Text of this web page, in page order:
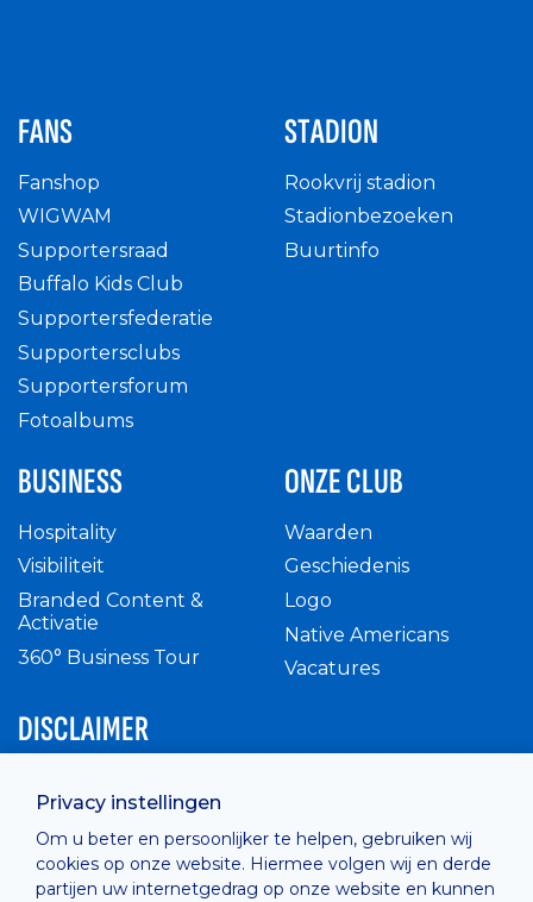
Privacy instellingen
Om u beter en persoonlijker te helpen, gebruiken wij
cookies op onze website. Hiermee volgen wij en derde
partijen uw internetgedrag op onze website en kunnen
FANS
Fanshop
WIGWAM
Supportersraad
Buffalo Kids Club
Supportersfederatie
Supportersclubs
Supportersforum
Fotoalbums
STADION
Rookvrij stadion
Stadionbezoeken
Buurtinfo
BUSINESS
Hospitality
Visibiliteit
Branded Content &
Activatie
360° Business Tour
ONZE CLUB
Waarden
Geschiedenis
Logo
Native Americans
Vacatures
DISCLAIMER
Privacy Policy
Cashless
verkoopsvoorwaarden